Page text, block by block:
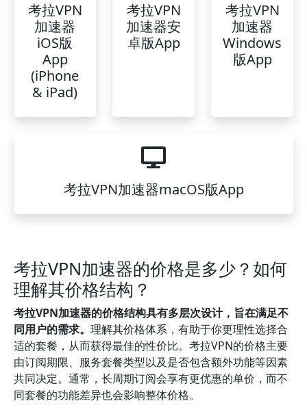
考拉VPN
加速器
iOS版
App
(iPhone
& iPad)
考拉VPN
加速器安
卓版App
考拉VPN
加速器
Windows
版App
考拉VPN加速器macOS版App
考拉VPN加速器的价格是多少？如何
理解其价格结构？
考拉VPN加速器的价格结构具有多层次设计，旨在满足不
同用户的需求。 理解其价格体系，有助于你更理性选择合
适的套餐，从而获得最佳的性价比。考拉VPN的价格主要
由订阅期限、服务套餐类型以及是否包含额外功能等因素
共同决定。通常，长周期订阅会享有更优惠的单价，而不
同套餐的功能差异也会影响整体价格。